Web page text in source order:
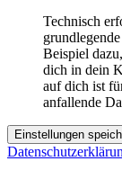
Technisch
Beispiel
dich in dein
auf dich ist
anfallende
Einstellungen